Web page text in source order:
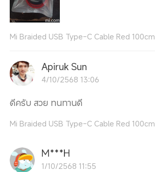
Mi Braided USB Type-C Cable Red 100cm
Apiruk Sun
4/10/2568 13:06
ดีครับ สวย ทนทานดี
Mi Braided USB Type-C Cable Red 100cm
M***H
1/10/2568 11:55